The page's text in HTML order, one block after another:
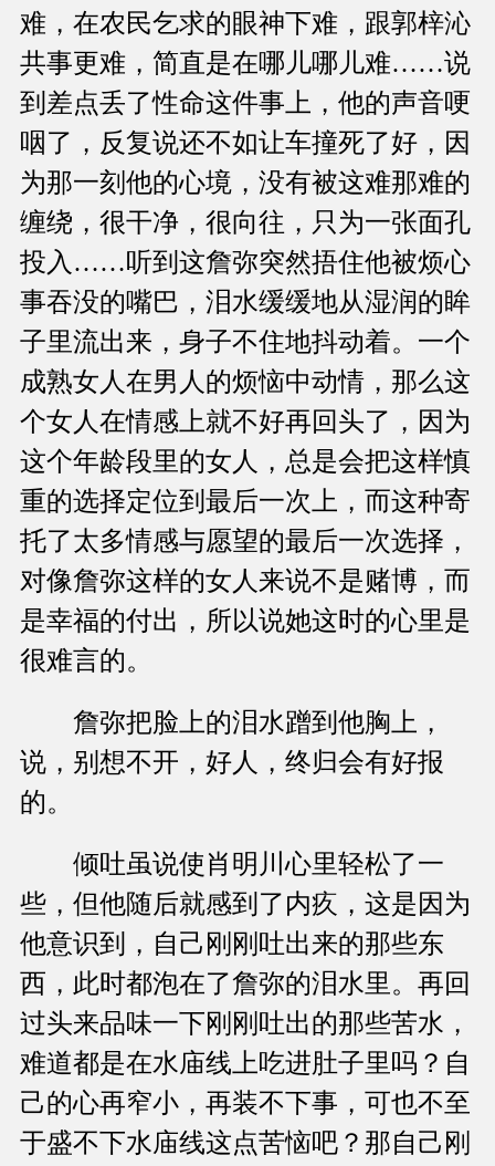
难，在农民乞求的眼神下难，跟郭梓沁
共事更难，简直是在哪儿哪儿难……说
到差点丢了性命这件事上，他的声音哽
咽了，反复说还不如让车撞死了好，因
为那一刻他的心境，没有被这难那难的
缠绕，很干净，很向往，只为一张面孔
投入……听到这詹弥突然捂住他被烦心
事吞没的嘴巴，泪水缓缓地从湿润的眸
子里流出来，身子不住地抖动着。一个
成熟女人在男人的烦恼中动情，那么这
个女人在情感上就不好再回头了，因为
这个年龄段里的女人，总是会把这样慎
重的选择定位到最后一次上，而这种寄
托了太多情感与愿望的最后一次选择，
对像詹弥这样的女人来说不是赌博，而
是幸福的付出，所以说她这时的心里是
很难言的。
詹弥把脸上的泪水蹭到他胸上，
说，别想不开，好人，终归会有好报
的。
倾吐虽说使肖明川心里轻松了一
些，但他随后就感到了内疚，这是因为
他意识到，自己刚刚吐出来的那些东
西，此时都泡在了詹弥的泪水里。再回
过头来品味一下刚刚吐出的那些苦水，
难道都是在水庙线上吃进肚子里吗？自
己的心再窄小，再装不下事，可也不至
于盛不下水庙线这点苦恼吧？那自己刚